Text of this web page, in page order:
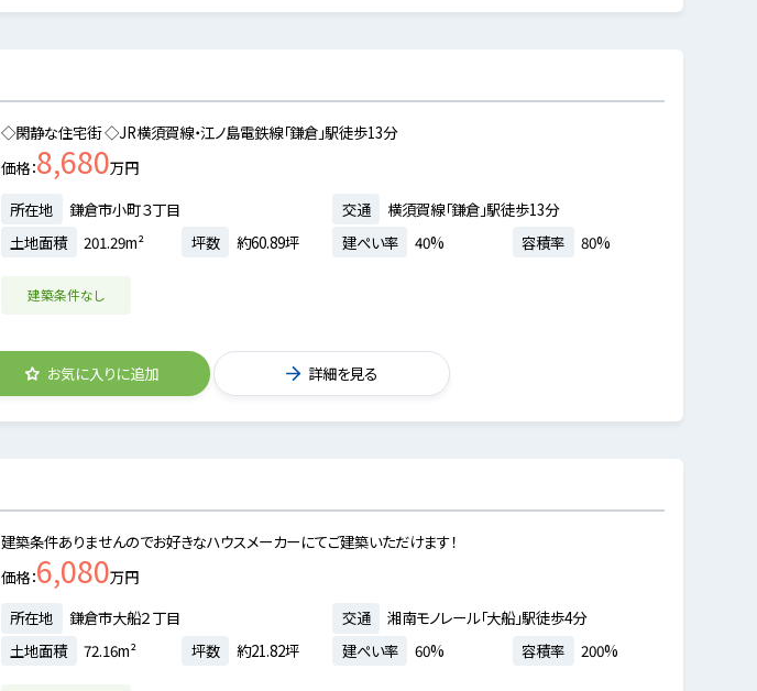
◇閑静な住宅街 ◇JR横須賀線・江ノ島電鉄線「鎌倉」駅徒歩13分
価格 8,680万円
所在地
鎌倉市小町３丁目 交通
横須賀線「鎌倉」駅徒歩13分
土地面積
201.29m² 坪数 約60.89坪 建ぺい率 40% 容積率 80%
建築条件なし
お気に入りに追加 詳細を見る
建築条件ありませんのでお好きなハウスメーカーにてご建築いただけます！
価格 6,080万円
所在地
鎌倉市大船２丁目 交通
湘南モノレール「大船」駅徒歩4分
土地面積
72.16m² 坪数 約21.82坪 建ぺい率 60% 容積率 200%